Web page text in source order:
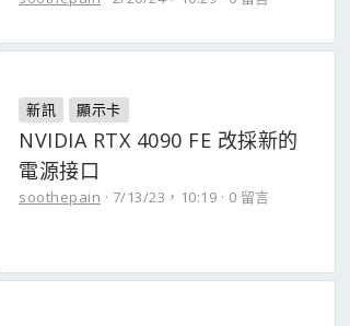
新訊 顯示卡
NVIDIA RTX 4090 FE 改採新的
電源接口
soothepain 7/13/23，10:19 0 留言